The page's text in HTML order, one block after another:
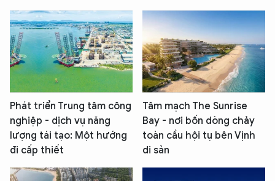
Phát triển Trung tâm công
nghiệp - dịch vụ năng
lượng tái tạo: Một hướng
đi cấp thiết
Tâm mạch The Sunrise
Bay - nơi bốn dòng chảy
toàn cầu hội tụ bên Vịnh
di sản